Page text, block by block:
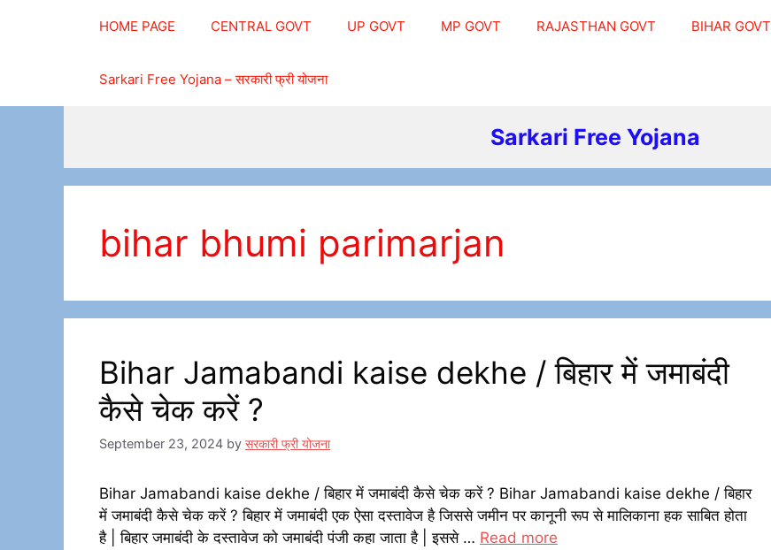
HOME PAGE CENTRAL GOVT UP GOVT MP GOVT RAJASTHAN GOVT BIHAR GOVT
Sarkari Free Yojana – सरकारी फ्री योजना
Sarkari Free Yojana
bihar bhumi parimarjan
Bihar Jamabandi kaise dekhe / बिहार में जमाबंदी
कैसे चेक करें ?
September 23, 2024 by सरकारी फ्री योजना
Bihar Jamabandi kaise dekhe / बिहार में जमाबंदी कैसे चेक करें ? Bihar Jamabandi kaise dekhe / बिहार
में जमाबंदी कैसे चेक करें ? बिहार में जमाबंदी एक ऐसा दस्तावेज है जिससे जमीन पर कानूनी रूप से मालिकाना हक साबित होता
है | बिहार जमाबंदी के दस्तावेज को जमाबंदी पंजी कहा जाता है | इससे … Read more